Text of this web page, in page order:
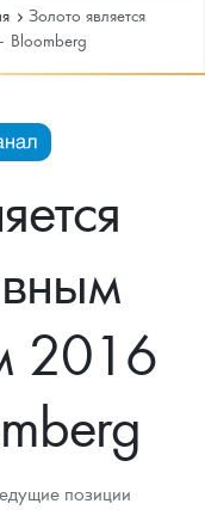
платины на
Золото является
Bloomberg
2016
позиции